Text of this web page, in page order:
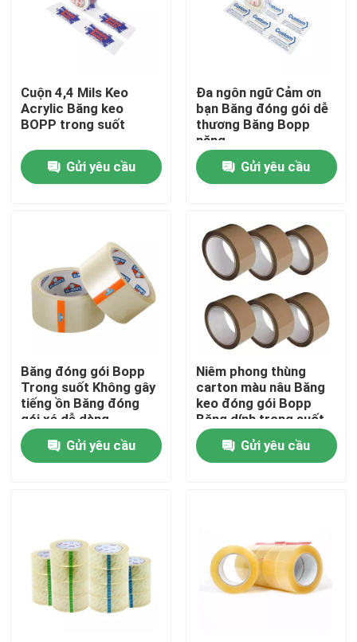
Nhà
Địa chỉ liên hệ
Sản phẩm
Băng dính BOPP
Băng dính giấy kraft
BOPP Tape Jumbo Roll
Cuộn 4,4 Mils Keo
Acrylic Băng keo
BOPP trong suốt
Gửi yêu cầu
Đa ngôn ngữ Cảm ơn
bạn Băng đóng gói dễ
thương Băng Bopp
nặng
Gửi yêu cầu
Băng đóng gói Bopp
Trong suốt Không gây
tiếng ồn Băng đóng
gói xé dễ dàng
Gửi yêu cầu
Niêm phong thùng
carton màu nâu Băng
keo đóng gói Bopp
Băng dính trong suốt
mạnh Jumbo Roll
Gửi yêu cầu